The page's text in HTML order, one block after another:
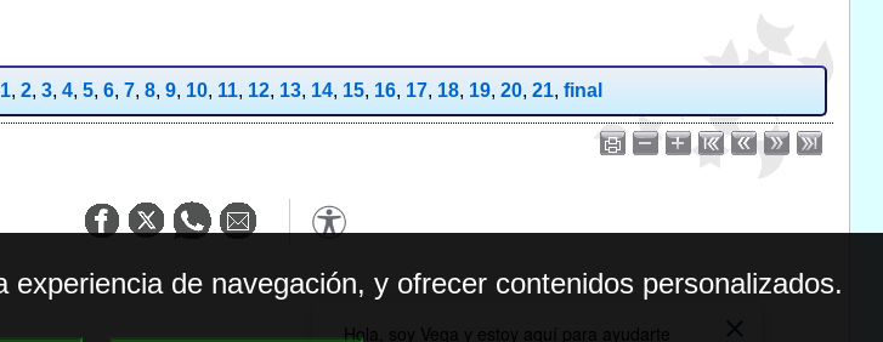
1, 2, 3, 4, 5, 6, 7, 8, 9, 10, 11, 12, 13, 14, 15, 16, 17, 18, 19, 20, 21, final
de navegación, y ofrecer contenidos personalizados.